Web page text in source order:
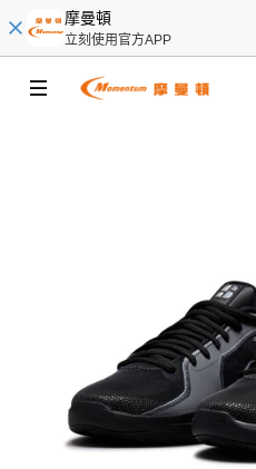
摩曼頓
立刻使用官方APP